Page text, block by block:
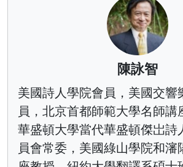
陳詠智
美國詩人學院會員，美國交響
員，北京首都師範大學名師講
華盛頓大學當代華盛頓傑岀詩
員會常委，美國綠山學院和瀋